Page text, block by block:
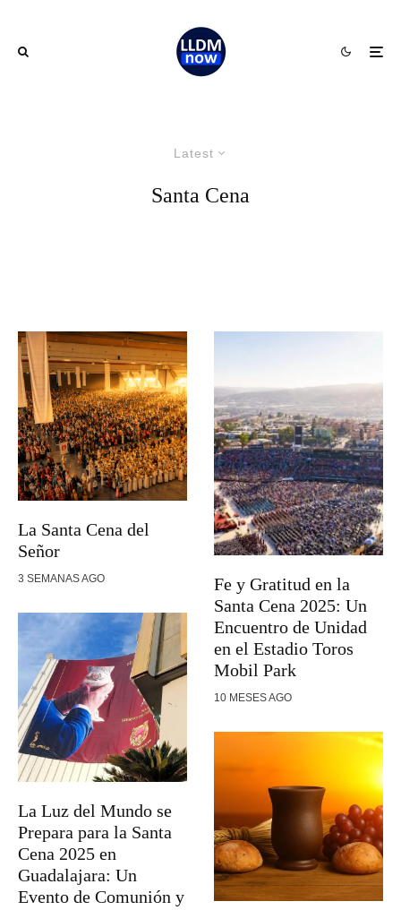
Latest
Santa Cena
La Santa Cena del
Señor
3 SEMANAS AGO
La Luz del Mundo se
Prepara para la Santa
Cena 2025 en
Guadalajara: Un
Evento de Comunión y
Fe y Gratitud en la
Santa Cena 2025: Un
Encuentro de Unidad
en el Estadio Toros
Mobil Park
10 MESES AGO